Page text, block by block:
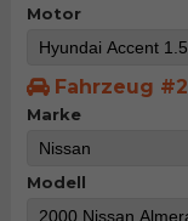
Motor
Fahrzeug #2
Marke
Modell